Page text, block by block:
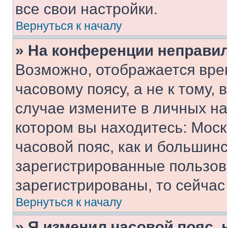
все свои настройки.
Вернуться к началу
» На конференции
Возможно, отображается
часовому поясу, а не к тому,
случае измените в личных
котором вы находитесь:
часовой пояс, как и
зарегистрированные
зарегистрированы, то
Вернуться к началу